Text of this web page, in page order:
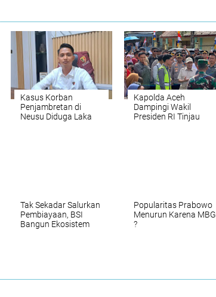
Kasus Korban
Penjambretan di
Neusu Diduga Laka
Kapolda Aceh
Dampingi Wakil
Presiden RI Tinjau
Tak Sekadar Salurkan
Pembiayaan, BSI
Bangun Ekosistem
Popularitas Prabowo
Menurun Karena MBG
?